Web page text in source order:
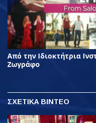
Από την Ιδιοκτήτρια
Ζωγράφο
ΣΧΕΤΙΚΑ ΒΙΝΤΕΟ